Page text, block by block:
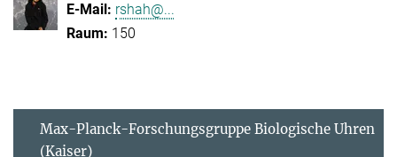
rshah@...
150
Max-Planck-Forschungsgruppe Biologische Uhren
(Kaiser)